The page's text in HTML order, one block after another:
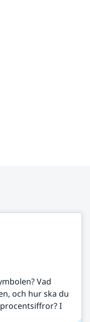
Vad
och hur ska du
I